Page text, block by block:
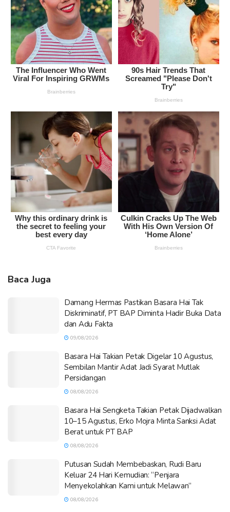
Baca Juga
Damang Hermas Pastikan Basara Hai Tak
Diskriminatif, PT BAP Diminta Hadir Buka Data
dan Adu Fakta
09/08/2026
Basara Hai Takian Petak Digelar 10 Agustus,
Sembilan Mantir Adat Jadi Syarat Mutlak
Persidangan
08/08/2026
Basara Hai Sengketa Takian Petak Dijadwalkan
10–15 Agustus, Erko Mojra Minta Sanksi Adat
Berat untuk PT BAP
08/08/2026
Putusan Sudah Membebaskan, Rudi Baru
Keluar 24 Hari Kemudian: “Penjara
Menyekolahkan Kami untuk Melawan”
08/08/2026